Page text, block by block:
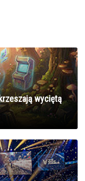
wyciętą